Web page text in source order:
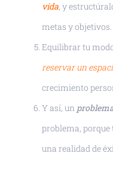
vida, y
metas y objetivos.
Equilibrar tu
reservar un
crecimiento
Y así, un
problema,
una realidad de